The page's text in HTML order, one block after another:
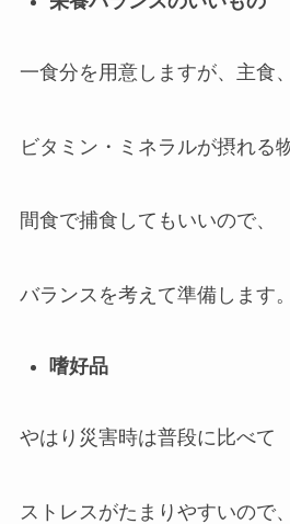
一食分を用意しますが、主食
ビタミン・ミネラルが摂れる
間食で捕食してもいいので、
バランスを考えて準備します。
嗜好品
やはり災害時は普段に比べて
ストレスがたまりやすいので、